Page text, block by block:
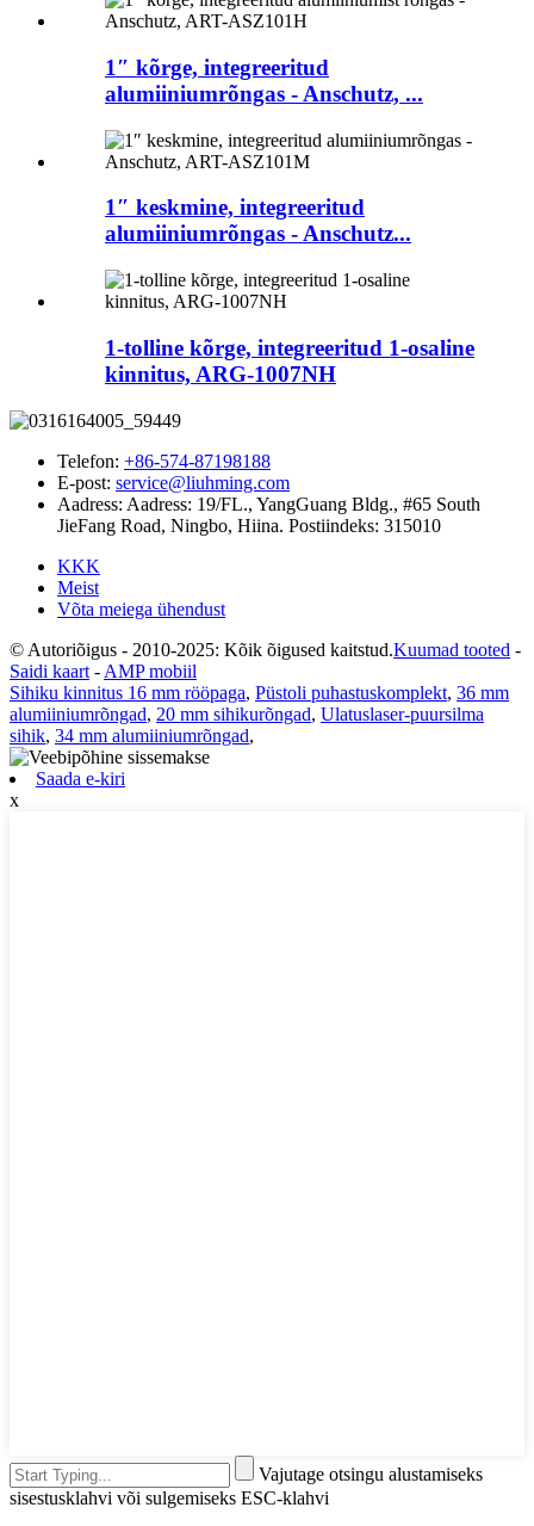
1″ kõrge, integreeritud
alumiiniumrõngas - Anschutz, ...
1″ keskmine, integreeritud
alumiiniumrõngas - Anschutz...
1-tolline kõrge, integreeritud 1-osaline
kinnitus, ARG-1007NH
Telefon: +86-574-87198188
E-post: service@liuhming.com
Aadress: Aadress: 19/FL., YangGuang Bldg., #65 South
JieFang Road, Ningbo, Hiina. Postiindeks: 315010
KKK
Meist
Võta meiega ühendust
© Autoriõigus - 2010-2025: Kõik õigused kaitstud.Kuumad tooted -
Saidi kaart - AMP mobiil
Sihiku kinnitus 16 mm rööpaga, Püstoli puhastuskomplekt, 36 mm
alumiiniumrõngad, 20 mm sihikurõngad, Ulatuslaser-puursilma
sihik, 34 mm alumiiniumrõngad,
Saada e-kiri
x
Vajutage otsingu alustamiseks
sisestusklahvi või sulgemiseks ESC-klahvi